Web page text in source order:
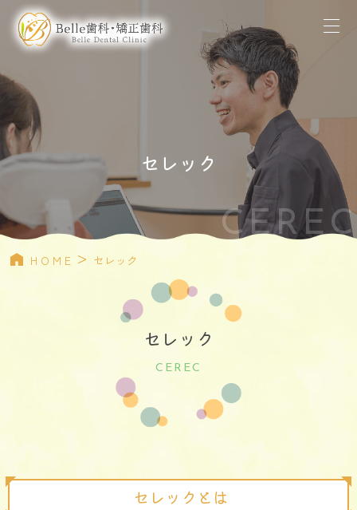
セレック
CEREC
HOME > セレック
セレック
CEREC
セレックとは